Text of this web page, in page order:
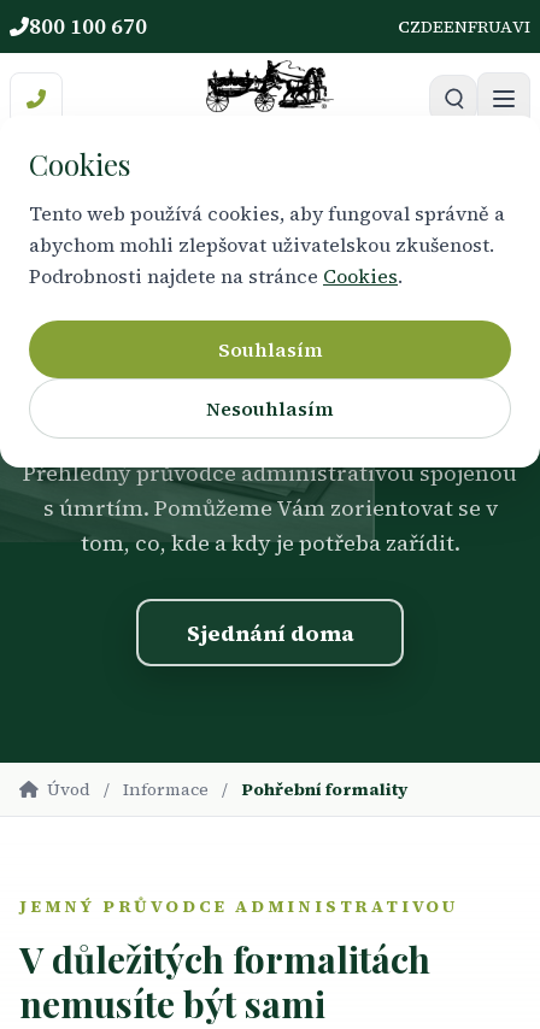
800 100 670 CZDEENFRUAVI
CO JE POTŘEBA VYŘÍDIT
Pohřební formality a
úřady
Přehledný průvodce administrativou spojenou
s úmrtím. Pomůžeme Vám zorientovat se v
tom, co, kde a kdy je potřeba zařídit.
Sjednání doma
Úvod / Informace / Pohřební formality
JEMNÝ PRŮVODCE ADMINISTRATIVOU
V důležitých formalitách
nemusíte být sami
Cookies
Tento web používá cookies, aby fungoval správně a
abychom mohli zlepšovat uživatelskou zkušenost.
Podrobnosti najdete na stránce Cookies.
Souhlasím
Nesouhlasím